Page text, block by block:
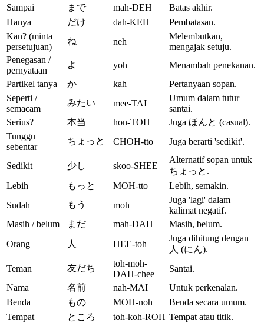
Sampai
まで mah-DEH
Batas akhir.
Hanya
だけ dah-KEH
Pembatasan.
Kan? (minta
persetujuan)
ね neh
Melembutkan,
mengajak setuju.
Penegasan /
pernyataan
よ yoh
Menambah penekanan.
Partikel tanya
か kah
Pertanyaan sopan.
Seperti /
semacam
みたい mee-TAI
Umum dalam tutur
santai.
Serius?
本当 hon-TOH
Juga ほんと (casual).
Tunggu
sebentar
ちょっと CHOH-tto Juga berarti 'sedikit'.
Sedikit 少し skoo-SHEE
Alternatif sopan untuk
ちょっと.
Lebih
もっと MOH-tto
Lebih, semakin.
Sudah
もう moh
Juga 'lagi' dalam
kalimat negatif.
Masih / belum
まだ mah-DAH
Masih, belum.
Orang
人 HEE-toh
Juga dihitung dengan
人 (にん).
Teman
友だち
toh-moh-
DAH-chee
Santai.
Nama
名前 nah-MAI
Untuk perkenalan.
Benda
もの MOH-noh
Benda secara umum.
Tempat
ところ toh-koh-ROH Tempat atau titik.